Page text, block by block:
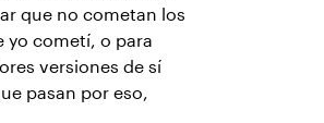
que no cometan los
yo cometí, o para
versiones de sí
pasan por eso,